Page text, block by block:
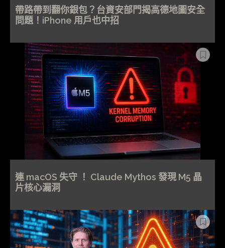
帶路帶到翻你銀包？台資安部門揭高德地圖安全
問題！iPhone 用戶也中招
連 macOS 失守 ！ Claude Mythos 發現 M5 晶
片核心漏洞